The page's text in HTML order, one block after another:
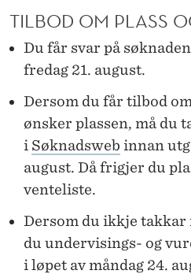
TILBOD OM PLASS
Du får svar på
fredag 21. august.
Dersom du får tilbod
ønsker plassen, må du
i Søknadsweb innan
august. Då frigjer du
venteliste.
Dersom du ikkje
du undervisings- og
i løpet av måndag 24.